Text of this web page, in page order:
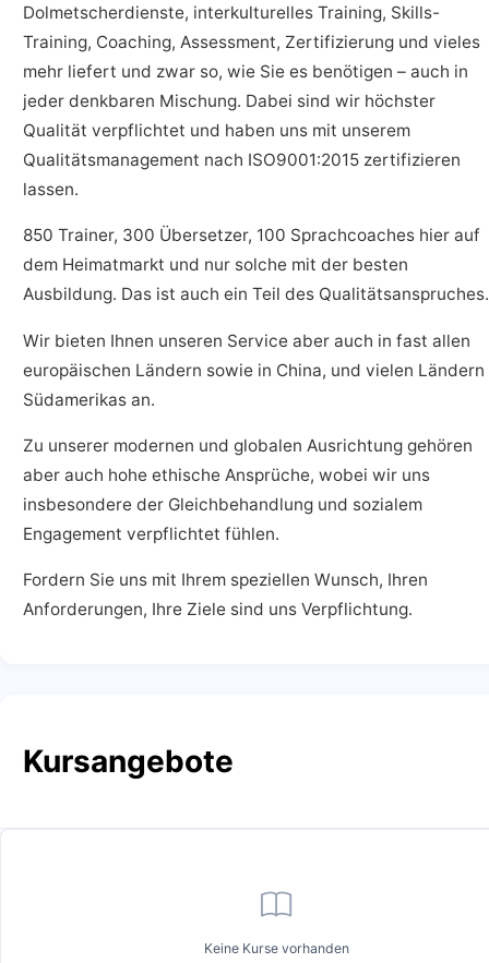
Dolmetscherdienste, interkulturelles Training, Skills-
Training, Coaching, Assessment, Zertifizierung und vieles
mehr liefert und zwar so, wie Sie es benötigen – auch in
jeder denkbaren Mischung. Dabei sind wir höchster
Qualität verpflichtet und haben uns mit unserem
Qualitätsmanagement nach ISO9001:2015 zertifizieren
lassen.
850 Trainer, 300 Übersetzer, 100 Sprachcoaches hier auf
dem Heimatmarkt und nur solche mit der besten
Ausbildung. Das ist auch ein Teil des Qualitätsanspruches.
Wir bieten Ihnen unseren Service aber auch in fast allen
europäischen Ländern sowie in China, und vielen Ländern
Südamerikas an.
Zu unserer modernen und globalen Ausrichtung gehören
aber auch hohe ethische Ansprüche, wobei wir uns
insbesondere der Gleichbehandlung und sozialem
Engagement verpflichtet fühlen.
Fordern Sie uns mit Ihrem speziellen Wunsch, Ihren
Anforderungen, Ihre Ziele sind uns Verpflichtung.
Kursangebote
Keine Kurse vorhanden